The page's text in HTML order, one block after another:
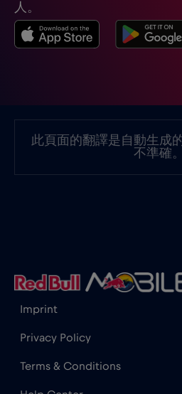
加彭
加拿大 - 北美足球 2026
印尼
印度
人。
此頁面的翻譯是自動生成
不準確。
Imprint
Privacy Policy
Terms & Conditions